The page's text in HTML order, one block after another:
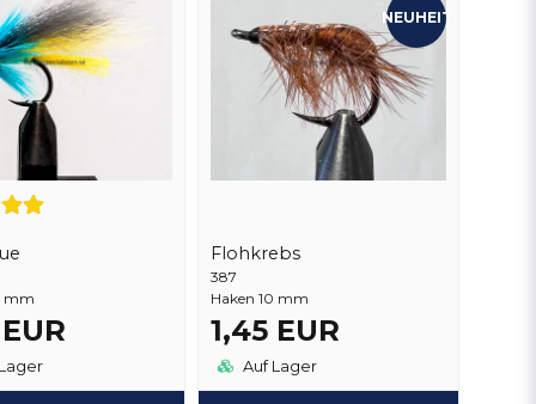
mm
Flohkrebs
387
Haken 10 mm
1,45 EUR
Auf Lager
NEUHEIT